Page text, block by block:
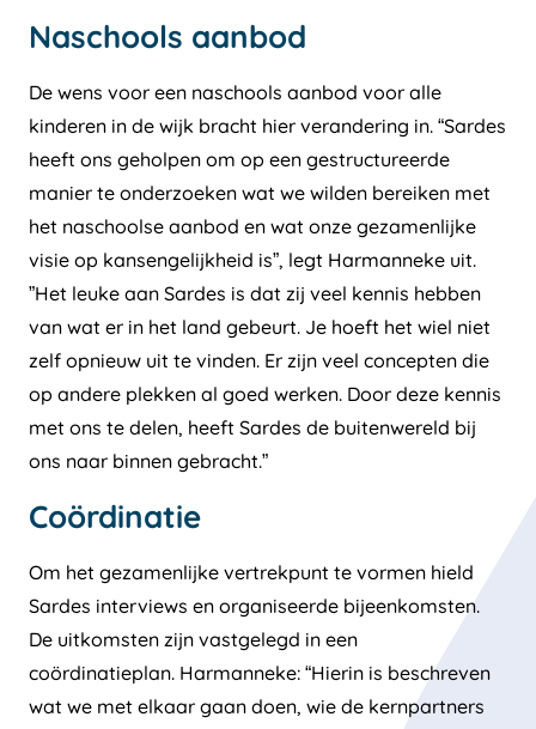
Naschools aanbod
De wens voor een naschools aanbod voor alle
kinderen in de wijk bracht hier verandering in. “Sardes
heeft ons geholpen om op een gestructureerde
manier te onderzoeken wat we wilden bereiken met
het naschoolse aanbod en wat onze gezamenlijke
visie op kansengelijkheid is”, legt Harmanneke uit.
”Het leuke aan Sardes is dat zij veel kennis hebben
van wat er in het land gebeurt. Je hoeft het wiel niet
zelf opnieuw uit te vinden. Er zijn veel concepten die
op andere plekken al goed werken. Door deze kennis
met ons te delen, heeft Sardes de buitenwereld bij
ons naar binnen gebracht.”
Coördinatie
Om het gezamenlijke vertrekpunt te vormen hield
Sardes interviews en organiseerde bijeenkomsten.
De uitkomsten zijn vastgelegd in een
coördinatieplan. Harmanneke: “Hierin is beschreven
wat we met elkaar gaan doen, wie de kernpartners